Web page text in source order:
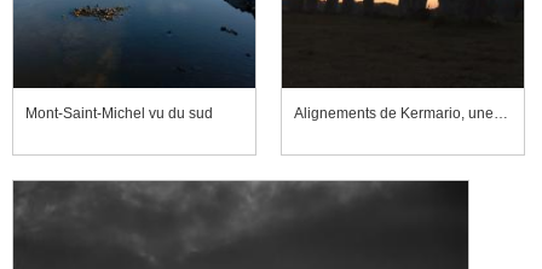
Mont-Saint-Michel vu du sud Alignements de Kermario, une rangée de menhirs se détachant sur le ciel au petit matin